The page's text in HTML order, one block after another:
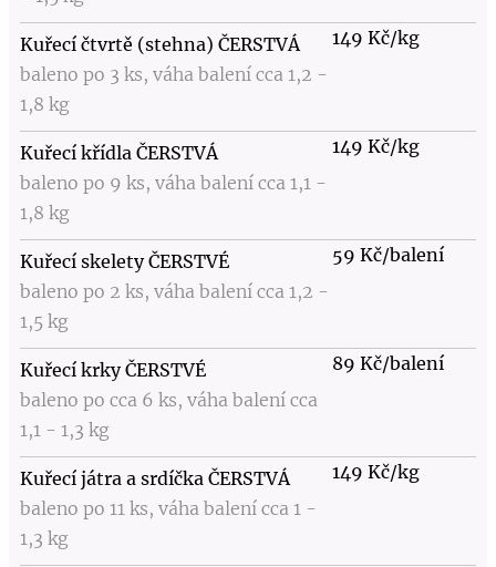
Kuřecí čtvrtě (stehna) ČERSTVÁ
baleno po 3 ks, váha balení cca 1,2 -
1,8 kg
149 Kč/kg
Kuřecí křídla ČERSTVÁ
baleno po 9 ks, váha balení cca 1,1 -
1,8 kg
149 Kč/kg
Kuřecí skelety ČERSTVÉ
baleno po 2 ks, váha balení cca 1,2 -
1,5 kg
59 Kč/balení
Kuřecí krky ČERSTVÉ
baleno po cca 6 ks, váha balení cca
1,1 - 1,3 kg
89 Kč/balení
Kuřecí játra a srdíčka ČERSTVÁ
baleno po 11 ks, váha balení cca 1 -
1,3 kg
149 Kč/kg